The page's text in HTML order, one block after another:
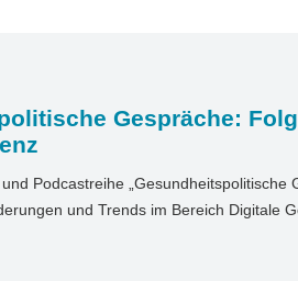
Gespräche:
Podcastreihe „Gesundheitspolitische
und Trends im Bereich Digitale